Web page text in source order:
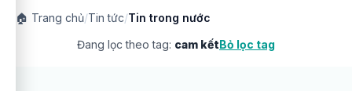
🏠 Trang chủ/Tin tức/Tin trong nước
Đang lọc theo tag: cam kếtBỏ lọc tag